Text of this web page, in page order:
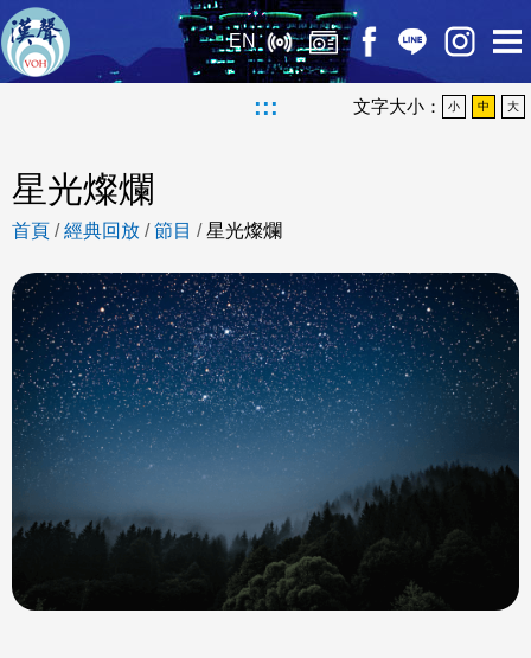
EN
::: 文字大小： 小 中 大
星光燦爛
首頁 /經典回放 /節目 /星光燦爛